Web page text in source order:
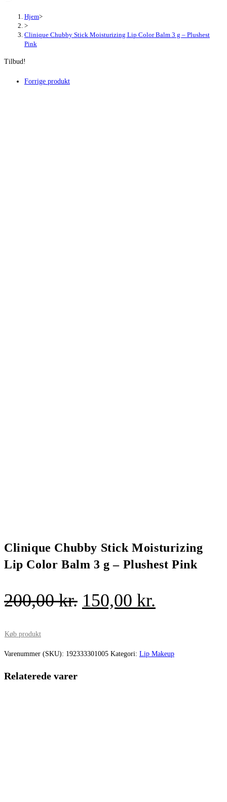
Hjem>
>
Clinique Chubby Stick Moisturizing Lip Color Balm 3 g – Plushest
Pink
Tilbud!
Forrige produkt
Clinique Chubby Stick Moisturizing
Lip Color Balm 3 g – Plushest Pink
200,00kr. Den
var:
150,00 kr.
er:
Køb produkt
Varenummer (SKU): 192333301005 Kategori: Lip Makeup
Relaterede varer